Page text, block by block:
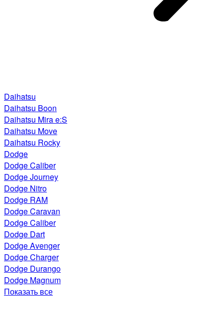
Daihatsu
Daihatsu Boon
Daihatsu Mira e:S
Daihatsu Move
Daihatsu Rocky
Dodge
Dodge Caliber
Dodge Journey
Dodge Nitro
Dodge RAM
Dodge Caravan
Dodge Caliber
Dodge Dart
Dodge Avenger
Dodge Charger
Dodge Durango
Dodge Magnum
Показать все